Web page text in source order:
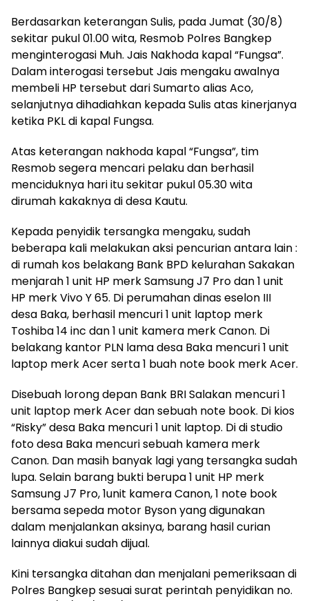
Berdasarkan keterangan Sulis, pada Jumat (30/8)
sekitar pukul 01.00 wita, Resmob Polres Bangkep
menginterogasi Muh. Jais Nakhoda kapal “Fungsa”.
Dalam interogasi tersebut Jais mengaku awalnya
membeli HP tersebut dari Sumarto alias Aco,
selanjutnya dihadiahkan kepada Sulis atas kinerjanya
ketika PKL di kapal Fungsa.
Atas keterangan nakhoda kapal “Fungsa”, tim
Resmob segera mencari pelaku dan berhasil
menciduknya hari itu sekitar pukul 05.30 wita
dirumah kakaknya di desa Kautu.
Kepada penyidik tersangka mengaku, sudah
beberapa kali melakukan aksi pencurian antara lain :
di rumah kos belakang Bank BPD kelurahan Sakakan
menjarah 1 unit HP merk Samsung J7 Pro dan 1 unit
HP merk Vivo Y 65. Di perumahan dinas eselon III
desa Baka, berhasil mencuri 1 unit laptop merk
Toshiba 14 inc dan 1 unit kamera merk Canon. Di
belakang kantor PLN lama desa Baka mencuri 1 unit
laptop merk Acer serta 1 buah note book merk Acer.
Disebuah lorong depan Bank BRI Salakan mencuri 1
unit laptop merk Acer dan sebuah note book. Di kios
“Risky” desa Baka mencuri 1 unit laptop. Di di studio
foto desa Baka mencuri sebuah kamera merk
Canon. Dan masih banyak lagi yang tersangka sudah
lupa. Selain barang bukti berupa 1 unit HP merk
Samsung J7 Pro, 1unit kamera Canon, 1 note book
bersama sepeda motor Byson yang digunakan
dalam menjalankan aksinya, barang hasil curian
lainnya diakui sudah dijual.
Kini tersangka ditahan dan menjalani pemeriksaan di
Polres Bangkep sesuai surat perintah penyidikan no.